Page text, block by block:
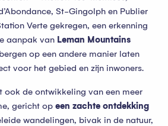
St-Gingolph en Publier
Verte gekregen, een erkenning
aanpak van Leman Mountains
op een andere manier laten
voor het gebied en zijn inwoners.
ook de ontwikkeling van een meer
gericht op een zachte ontdekking
wandelingen, bivak in de natuur,